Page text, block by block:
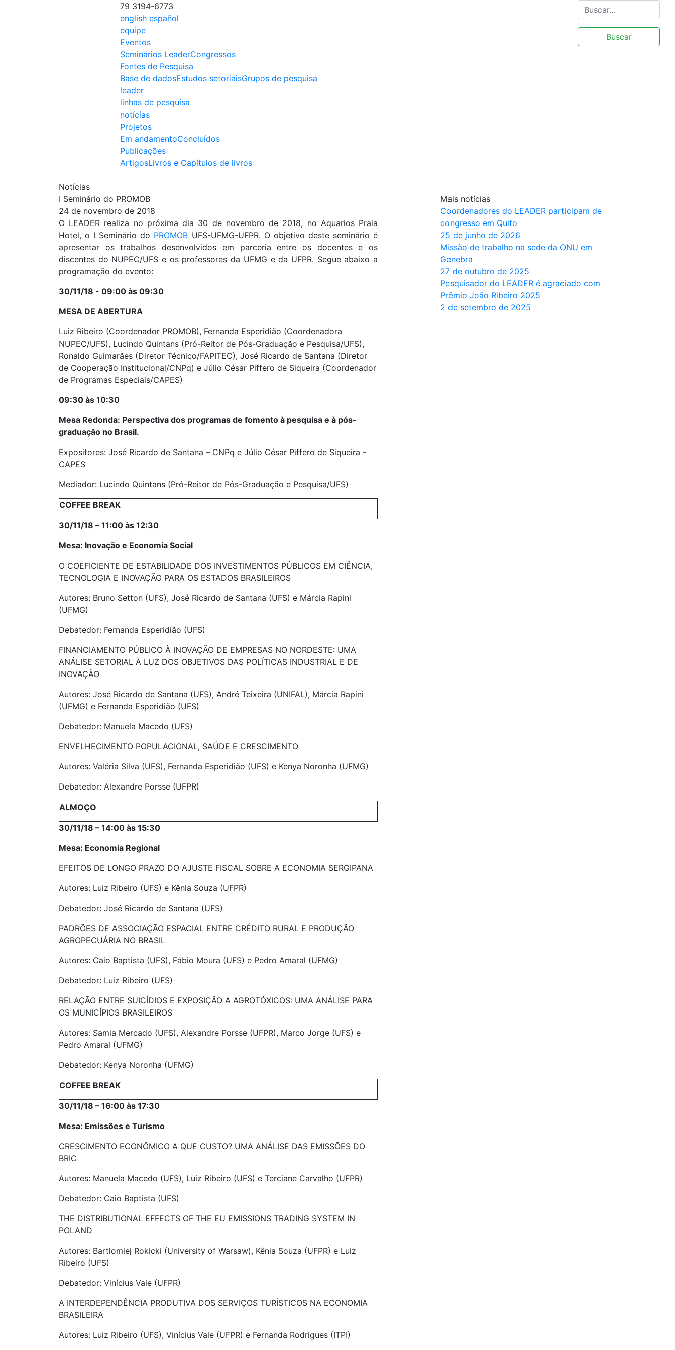
79 3194-6773
english español
equipe
Eventos
Seminários LeaderCongressos
Fontes de Pesquisa
Base de dadosEstudos setoriaisGrupos de pesquisa
leader
linhas de pesquisa
notícias
Projetos
Em andamentoConcluídos
Publicações
ArtigosLivros e Capítulos de livros
Buscar
Notícias
I Seminário do PROMOB
24 de novembro de 2018
O LEADER realiza no próxima dia 30 de novembro de 2018, no Aquarios Praia
Hotel, o I Seminário do PROMOB UFS-UFMG-UFPR. O objetivo deste seminário é
apresentar os trabalhos desenvolvidos em parceria entre os docentes e os
discentes do NUPEC/UFS e os professores da UFMG e da UFPR. Segue abaixo a
programação do evento:
30/11/18 - 09:00 às 09:30
MESA DE ABERTURA
Luiz Ribeiro (Coordenador PROMOB), Fernanda Esperidião (Coordenadora
NUPEC/UFS), Lucindo Quintans (Pró-Reitor de Pós-Graduação e Pesquisa/UFS),
Ronaldo Guimarães (Diretor Técnico/FAPITEC), José Ricardo de Santana (Diretor
de Cooperação Institucional/CNPq) e Júlio César Piffero de Siqueira (Coordenador
de Programas Especiais/CAPES)
09:30 às 10:30
Mesa Redonda: Perspectiva dos programas de fomento à pesquisa e à pós-
graduação no Brasil.
Expositores: José Ricardo de Santana – CNPq e Júlio César Piffero de Siqueira -
CAPES
Mediador: Lucindo Quintans (Pró-Reitor de Pós-Graduação e Pesquisa/UFS)
COFFEE BREAK
30/11/18 – 11:00 às 12:30
Mesa: Inovação e Economia Social
O COEFICIENTE DE ESTABILIDADE DOS INVESTIMENTOS PÚBLICOS EM CIÊNCIA,
TECNOLOGIA E INOVAÇÃO PARA OS ESTADOS BRASILEIROS
Autores: Bruno Setton (UFS), José Ricardo de Santana (UFS) e Márcia Rapini
(UFMG)
Debatedor: Fernanda Esperidião (UFS)
FINANCIAMENTO PÚBLICO À INOVAÇÃO DE EMPRESAS NO NORDESTE: UMA
ANÁLISE SETORIAL À LUZ DOS OBJETIVOS DAS POLÍTICAS INDUSTRIAL E DE
INOVAÇÃO
Autores: José Ricardo de Santana (UFS), André Teixeira (UNIFAL), Márcia Rapini
(UFMG) e Fernanda Esperidião (UFS)
Debatedor: Manuela Macedo (UFS)
ENVELHECIMENTO POPULACIONAL, SAÚDE E CRESCIMENTO
Autores: Valéria Silva (UFS), Fernanda Esperidião (UFS) e Kenya Noronha (UFMG)
Debatedor: Alexandre Porsse (UFPR)
ALMOÇO
30/11/18 – 14:00 às 15:30
Mesa: Economia Regional
EFEITOS DE LONGO PRAZO DO AJUSTE FISCAL SOBRE A ECONOMIA SERGIPANA
Autores: Luiz Ribeiro (UFS) e Kênia Souza (UFPR)
Debatedor: José Ricardo de Santana (UFS)
PADRÕES DE ASSOCIAÇÃO ESPACIAL ENTRE CRÉDITO RURAL E PRODUÇÃO
AGROPECUÁRIA NO BRASIL
Autores: Caio Baptista (UFS), Fábio Moura (UFS) e Pedro Amaral (UFMG)
Debatedor: Luiz Ribeiro (UFS)
RELAÇÃO ENTRE SUICÍDIOS E EXPOSIÇÃO A AGROTÓXICOS: UMA ANÁLISE PARA
OS MUNICÍPIOS BRASILEIROS
Autores: Samia Mercado (UFS), Alexandre Porsse (UFPR), Marco Jorge (UFS) e
Pedro Amaral (UFMG)
Debatedor: Kenya Noronha (UFMG)
COFFEE BREAK
30/11/18 – 16:00 às 17:30
Mesa: Emissões e Turismo
CRESCIMENTO ECONÔMICO A QUE CUSTO? UMA ANÁLISE DAS EMISSÕES DO
BRIC
Autores: Manuela Macedo (UFS), Luiz Ribeiro (UFS) e Terciane Carvalho (UFPR)
Debatedor: Caio Baptista (UFS)
THE DISTRIBUTIONAL EFFECTS OF THE EU EMISSIONS TRADING SYSTEM IN
POLAND
Autores: Bartlomiej Rokicki (University of Warsaw), Kênia Souza (UFPR) e Luiz
Ribeiro (UFS)
Debatedor: Vinícius Vale (UFPR)
A INTERDEPENDÊNCIA PRODUTIVA DOS SERVIÇOS TURÍSTICOS NA ECONOMIA
BRASILEIRA
Autores: Luiz Ribeiro (UFS), Vinícius Vale (UFPR) e Fernanda Rodrigues (ITPI)
Mais notícias
Coordenadores do LEADER participam de
congresso em Quito
25 de junho de 2026
Missão de trabalho na sede da ONU em
Genebra
27 de outubro de 2025
Pesquisador do LEADER é agraciado com
Prêmio João Ribeiro 2025
2 de setembro de 2025